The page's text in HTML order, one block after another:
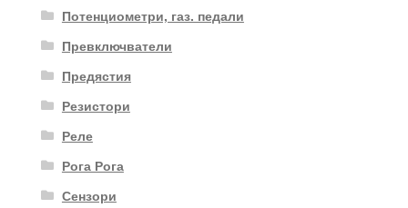
Потенциометри, газ. педали
Превключватели
Предястия
Резистори
Реле
Рога Рога
Сензори